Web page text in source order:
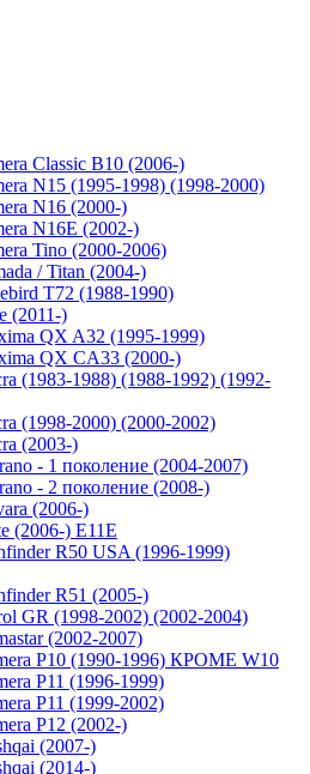
Classic B10 (2006-)
N15 (1995-1998) (1998-2000)
N16 (2000-)
N16E (2002-)
Tino (2000-2006)
/ Titan (2004-)
T72 (1988-1990)
(2011-)
QX A32 (1995-1999)
QX CA33 (2000-)
(1983-1988) (1988-1992) (1992-
(1998-2000) (2000-2002)
(2003-)
- 1 поколение (2004-2007)
- 2 поколение (2008-)
(2006-)
(2006-) E11E
R50 USA (1996-1999)
R51 (2005-)
GR (1998-2002) (2002-2004)
(2002-2007)
P10 (1990-1996) КРОМЕ W10
P11 (1996-1999)
P11 (1999-2002)
P12 (2002-)
(2007-)
(2014-)